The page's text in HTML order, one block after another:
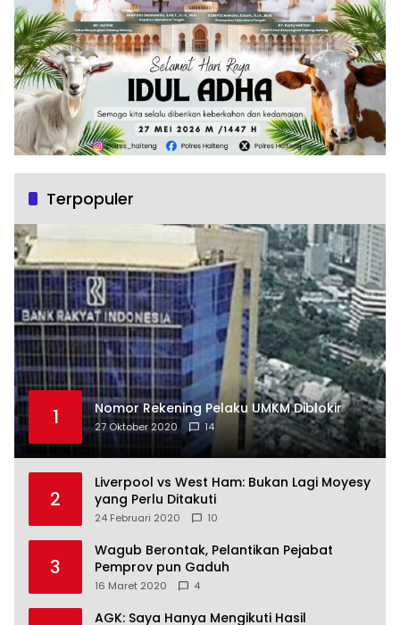
Terpopuler
1 Nomor Rekening Pelaku UMKM Diblokir
27 Oktober 2020 14
2
Liverpool vs West Ham: Bukan Lagi Moyesy
yang Perlu Ditakuti
24 Februari 2020 10
3
Wagub Berontak, Pelantikan Pejabat
Pemprov pun Gaduh
16 Maret 2020 4
AGK: Saya Hanya Mengikuti Hasil